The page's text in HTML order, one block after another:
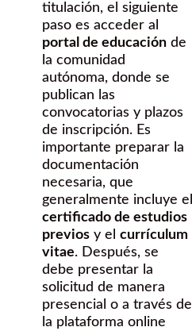
titulación, el siguiente
paso es acceder al
portal de educación de
la comunidad
autónoma, donde se
publican las
convocatorias y plazos
de inscripción. Es
importante preparar la
documentación
necesaria, que
generalmente incluye el
certificado de estudios
previos y el currículum
vitae. Después, se
debe presentar la
solicitud de manera
presencial o a través de
la plataforma online